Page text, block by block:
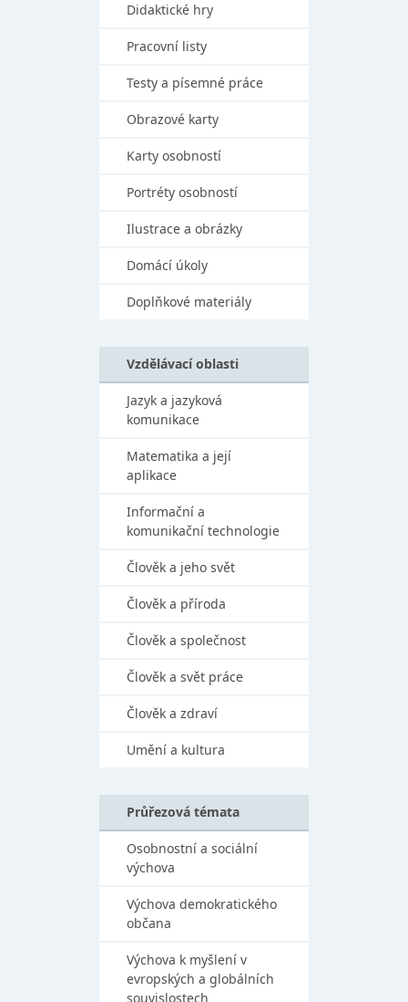
Didaktické hry
Pracovní listy
Testy a písemné práce
Obrazové karty
Karty osobností
Portréty osobností
Ilustrace a obrázky
Domácí úkoly
Doplňkové materiály
Vzdělávací oblasti
Jazyk a jazyková
komunikace
Matematika a její
aplikace
Informační a
komunikační technologie
Člověk a jeho svět
Člověk a příroda
Člověk a společnost
Člověk a svět práce
Člověk a zdraví
Umění a kultura
Průřezová témata
Osobnostní a sociální
výchova
Výchova demokratického
občana
Výchova k myšlení v
evropských a globálních
souvislostech